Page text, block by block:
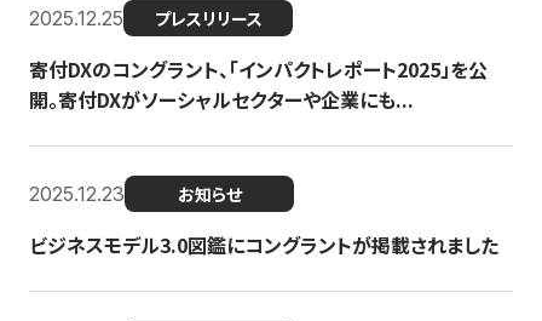
2025.12.25 プレスリリース
寄付DXのコングラント、「インパクトレポート2025」を公
開。寄付DXがソーシャルセクターや企業にも...
2025.12.23 お知らせ
ビジネスモデル3.0図鑑にコングラントが掲載されました